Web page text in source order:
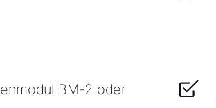
BM-2 oder